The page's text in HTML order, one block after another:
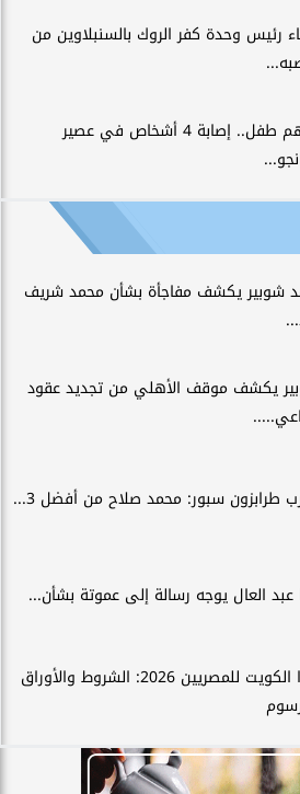
رئيس وحدة كفر الروك بالسنبلاوين من
بينهم طفل.. إصابة 4 أشخاص في عصير
شوبير يكشف مفاجأة بشأن محمد شريف
يكشف موقف الأهلي من تجديد عقود
طرابزون سبور: محمد صلاح من أفضل 3...
عبد العال يوجه رسالة إلى عموتة بشأن...
فيزا الكويت للمصريين 2026: الشروط والأوراق